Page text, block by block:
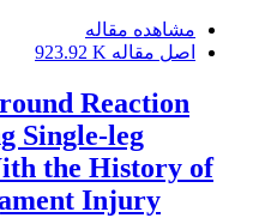
مشاهده مقاله
اصل مقاله 923.92 K
Reaction
Single-leg
the History of
Injury